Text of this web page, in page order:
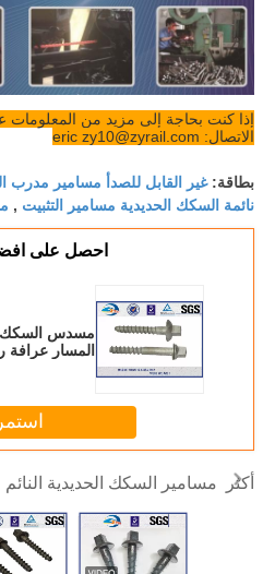
إذا كنت بحاجة إلى مزيد من المعلومات
الاتصال: eric zy10@zyrail.com
بطاقة:غير القابل للصدأ مسامير مدرب
نائمة السكك الحديدية مسامير التثبيت ,
احصل على
مسدس السكك
المسار عرافة
استمر
أكثر مسامير السكك الحديدية النائم